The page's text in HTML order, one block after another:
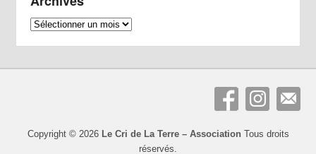
Archives
Copyright © 2026 Le Cri de La Terre – Association Tous droits
réservés.